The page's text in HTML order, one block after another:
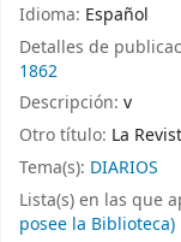
Idioma: Español
Detalles de
1862
Descripción: v
Otro título: La
Tema(s): DIARIOS
Lista(s) en las que
posee la Biblioteca)